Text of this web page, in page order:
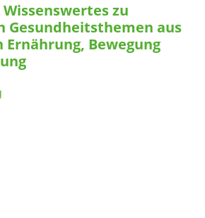
zu
Gesundheitsthemen aus
Ernährung, Bewegung